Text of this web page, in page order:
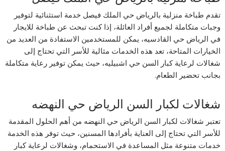
تقدم طباخة منزلية بالرياض حي الملك فيصل خدمة استثنائية لتوفير
وجبات متكاملة لجميع أفراد العائلة، إذا كنت تبحث عن طباخة للايجار
في الرياض حي القادسيه، يمكن للمستخدمين الاستفادة من العديد من
الخيارات المتاحة، تعد هذه الخدمات مثالية للأسر التي تحتاج إلى
شغالات لرعاية كبار السن حي اشبيليه، حيث يمكن توفير رعاية متكاملة
بجانب تحضير الطعام.
شغالات لكبار السن الرياض حي النهضه
تعتبر شغالات لكبار السن الرياض حي النهضه من أهم الحلول المقدمة
للأسر التي تحتاج إلى العناية بأفرادها المسنين، حيث توفر هذه الخدمة
خدمات متنوعة مثل المساعدة في الاستحمام، وشغالات لرعاية كبار